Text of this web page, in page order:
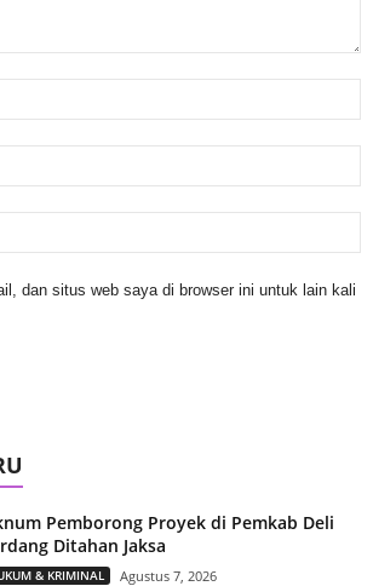
dan situs web saya di browser ini untuk lain kali
Pemborong Proyek di Pemkab Deli
Ditahan Jaksa
& KRIMINAL Agustus 7, 2026